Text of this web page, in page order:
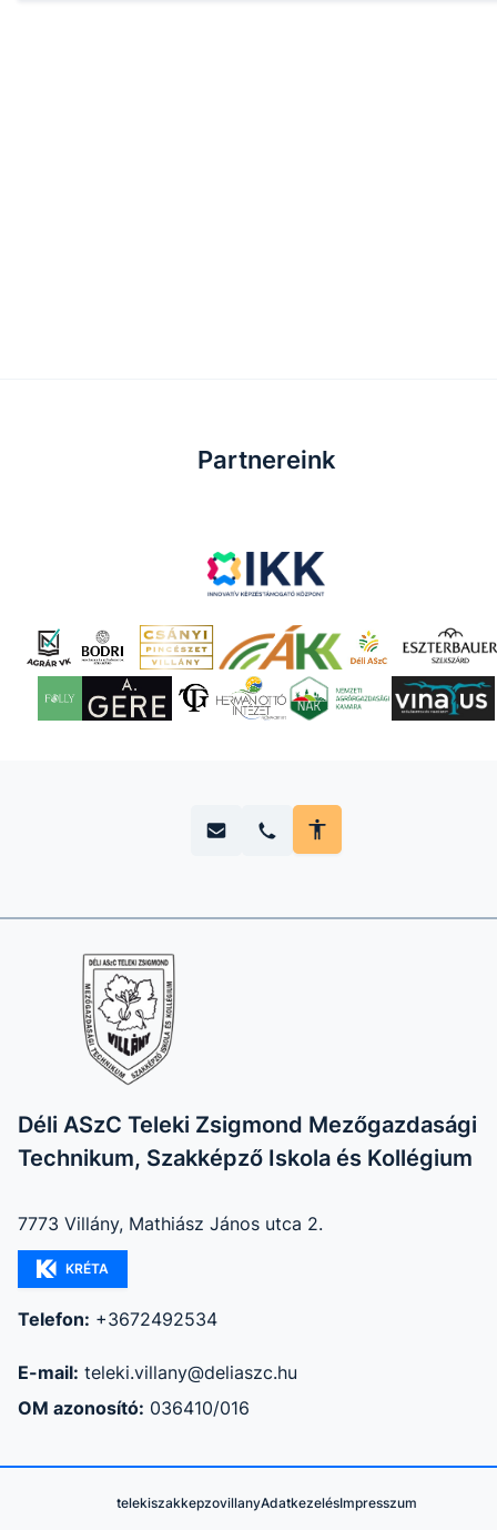
Partnereink
Déli ASzC Teleki Zsigmond Mezőgazdasági
Technikum, Szakképző Iskola és Kollégium
7773 Villány, Mathiász János utca 2.
KRÉTA
Telefon: +3672492534
E-mail: teleki.villany@deliaszc.hu
OM azonosító: 036410/016
telekiszakkepzovillanyAdatkezelésImpresszum